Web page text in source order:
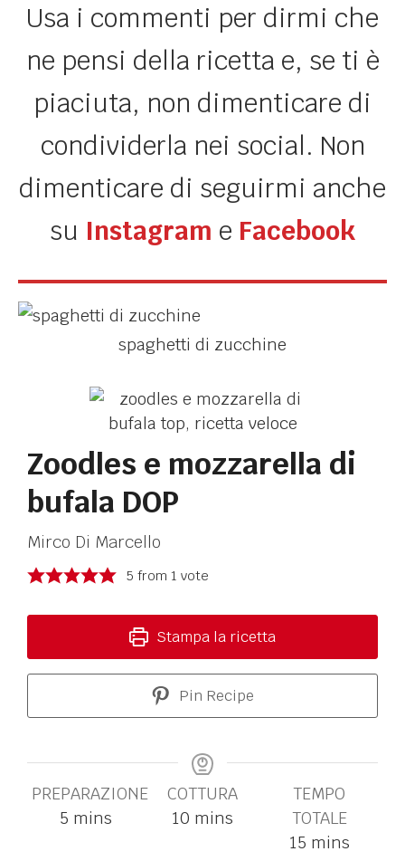
Usa i commenti per dirmi che
ne pensi della ricetta e, se ti è
piaciuta, non dimenticare di
condividerla nei social. Non
dimenticare di seguirmi anche
su Instagram e Facebook
spaghetti di zucchine
Zoodles e mozzarella di
bufala DOP
Mirco Di Marcello
5 from 1 vote
Stampa la ricetta
Pin Recipe
PREPARAZIONE
5 mins
COTTURA
10 mins
TEMPO
TOTALE
15 mins